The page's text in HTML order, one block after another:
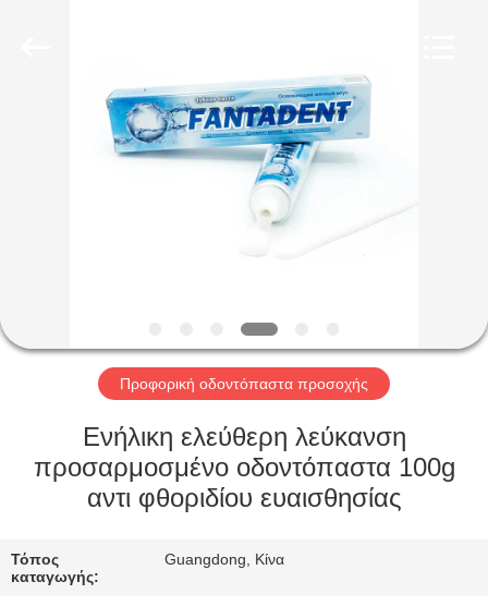
ΠΕΡΊΠΟΥ
ΕΜΕΊΣ
ΓΎΡΟΣ
ΕΡΓΟΣΤΑΣΊΩΝ
ΈΛΕΓΧΟΣ
Προφορική οδοντόπαστα προσοχής
Ενήλικη ελεύθερη λεύκανση
προσαρμοσμένο οδοντόπαστα 100g
αντι φθοριδίου ευαισθησίας
Τόπος
καταγωγής:
Guangdong, Κίνα